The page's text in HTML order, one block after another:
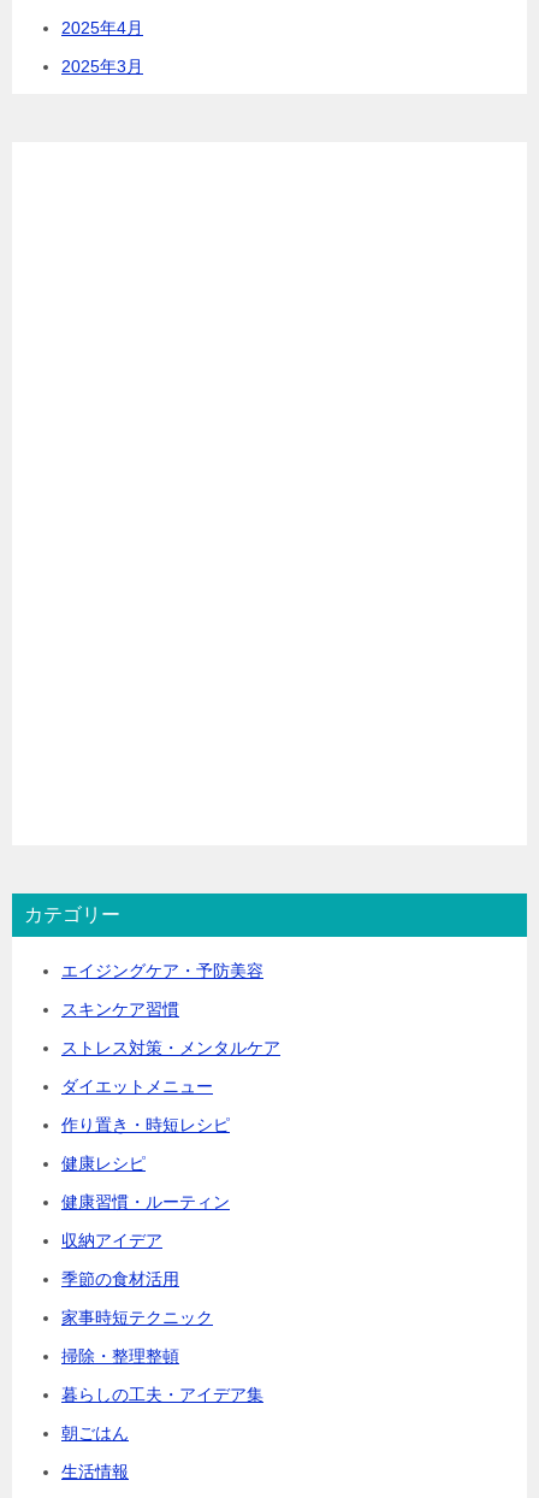
2025年4月
2025年3月
カテゴリー
エイジングケア・予防美容
スキンケア習慣
ストレス対策・メンタルケア
ダイエットメニュー
作り置き・時短レシピ
健康レシピ
健康習慣・ルーティン
収納アイデア
季節の食材活用
家事時短テクニック
掃除・整理整頓
暮らしの工夫・アイデア集
朝ごはん
生活情報